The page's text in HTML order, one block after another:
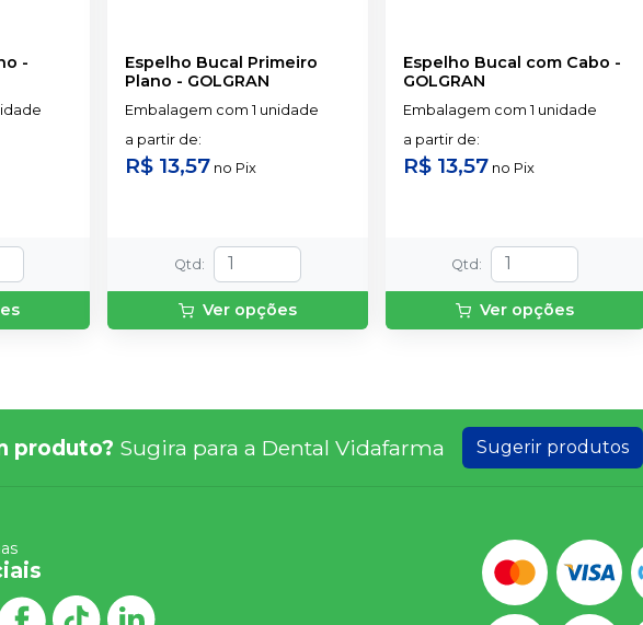
-
Espelho Bucal Primeiro
Plano - GOLGRAN
Embalagem com 1 unidade
a partir de:
R$ 13,57 no Pix
Qtd :
Ver opções
Espelho Bucal com Cabo -
GOLGRAN
Embalagem com 1 unidade
a partir de:
R$ 13,57 no Pix
Qtd :
Ver opções
produto? Sugira para a Dental Vidafarma Sugerir produtos